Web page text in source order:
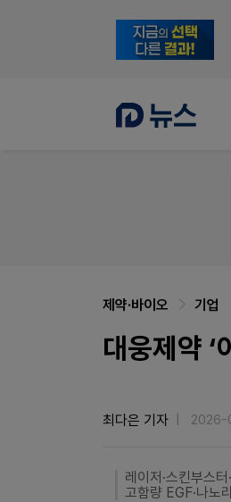
제약·바이오 기업
대웅제약 ‘
최다은 기자 2026-
레이저·스킨부스
고함량 EGF·나노